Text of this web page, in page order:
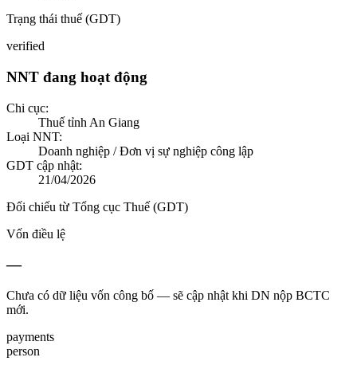
Trạng thái thuế (GDT)
verified
NNT đang hoạt động
Chi cục:
Thuế tỉnh An Giang
Loại NNT:
Doanh nghiệp / Đơn vị sự nghiệp công lập
GDT cập nhật:
21/04/2026
Đối chiếu từ Tổng cục Thuế (GDT)
Vốn điều lệ
—
Chưa có dữ liệu vốn công bố — sẽ cập nhật khi DN nộp BCTC
mới.
payments
person